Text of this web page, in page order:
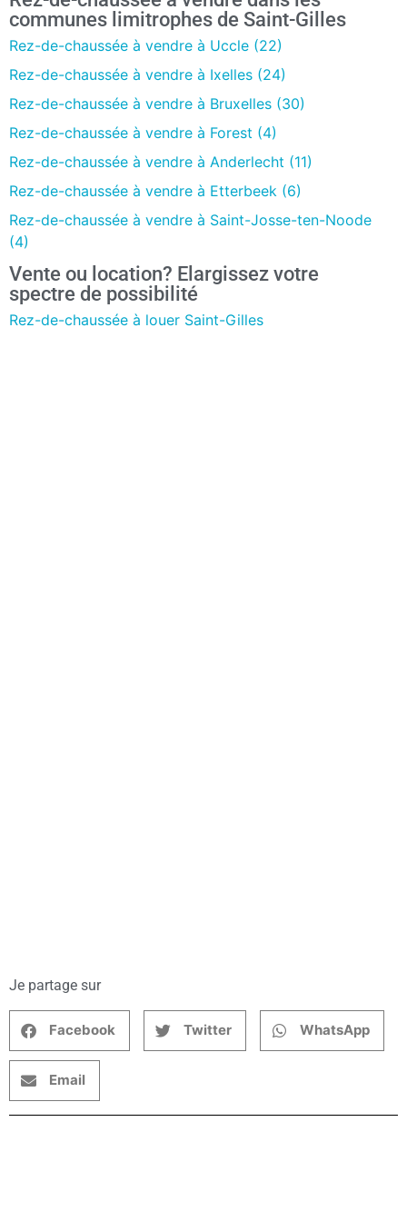
communes limitrophes de Saint-Gilles
Rez-de-chaussée à vendre à Uccle (22)
Rez-de-chaussée à vendre à Ixelles (24)
Rez-de-chaussée à vendre à Bruxelles (30)
Rez-de-chaussée à vendre à Forest (4)
Rez-de-chaussée à vendre à Anderlecht (11)
Rez-de-chaussée à vendre à Etterbeek (6)
Rez-de-chaussée à vendre à Saint-Josse-ten-Noode
(4)
Vente ou location? Elargissez votre
spectre de possibilité
Rez-de-chaussée à louer Saint-Gilles
Je partage sur
Facebook Twitter WhatsApp
Email